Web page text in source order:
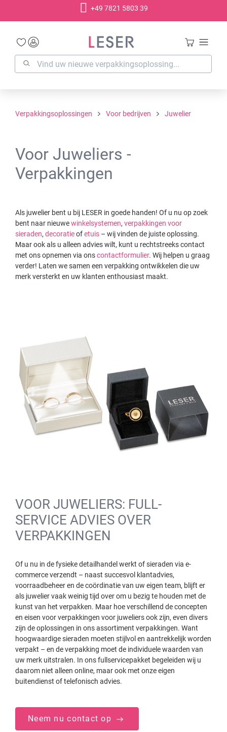
+49 7821 5803 39
Verpakkingsoplossingen Voor bedrijven Juwelier
Voor Juweliers -
Verpakkingen
Als juwelier bent u bij LESER in goede handen! Of u nu op zoek
bent naar nieuwewinkelsystemen, verpakkingen voor
sieraden, decoratieofetuis – wij vinden de juiste oplossing.
Maar ook als u alleen advies wilt, kunt u rechtstreeks contact
met ons opnemen via onscontactformulier. Wij helpen u graag
verder! Laten we samen een verpakking ontwikkelen die uw
merk versterkt en uw klanten enthousiast maakt.
VOOR JUWELIERS: FULL-
SERVICE ADVIES OVER
VERPAKKINGEN
Of u nu in de fysieke detailhandel werkt of sieraden via e-
commerce verzendt – naast succesvol klantadvies,
voorraadbeheer en de coördinatie van uw eigen team, blijft er
als juwelier vaak weinig tijd over om u bezig te houden met de
kunst van het verpakken. Maar hoe verschillend de concepten
en eisen voor verpakkingen voor juweliers ook zijn, even divers
zijn de oplossingen in ons assortiment verpakkingen. Want
hoogwaardige sieraden moeten stijlvol en aantrekkelijk worden
verpakt – en de verpakking moet de individuele waarden van
uw merk uitstralen. In ons fullservicepakket begeleiden wij u
daarom niet alleen online, maar ook met onze eigen
buitendienst of telefonisch advies.
Neem nu contact op